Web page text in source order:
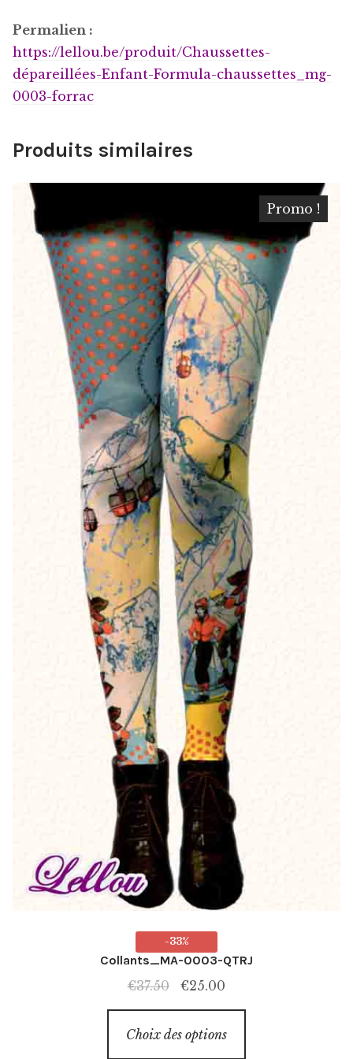
Permalien :
https://lellou.be/produit/Chaussettes-
dépareillées-Enfant-Formula-chaussettes_mg-
0003-forrac
Produits similaires
-33%
Collants_MA-0003-QTRJ
€37.50
Le
prix
initial
€25.00
prix
actuel
Promo !
Choix des options